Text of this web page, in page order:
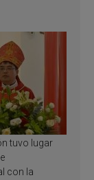
tuvo lugar
con la